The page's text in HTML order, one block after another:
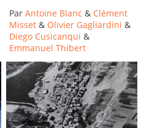
ParAntoine Blanc & Clément
Misset & Olivier Gagliardini &
Diego Cusicanqui &
Emmanuel Thibert